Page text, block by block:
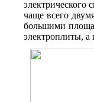
электрического
чаще всего
большими
электроплиты, а